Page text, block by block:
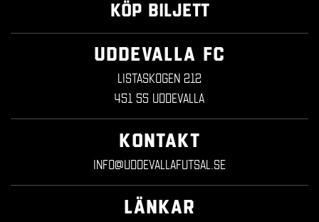
Köp biljett
UDDEVALLA FC
Listaskogen 212
451 55 Uddevalla
KONTAKT
info@uddevallafutsal.se
LÄNKAR